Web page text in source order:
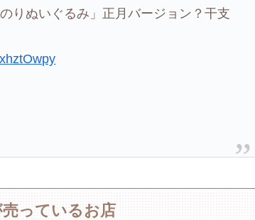
のりぬいぐるみ」正月バージョン？干支
っているお店